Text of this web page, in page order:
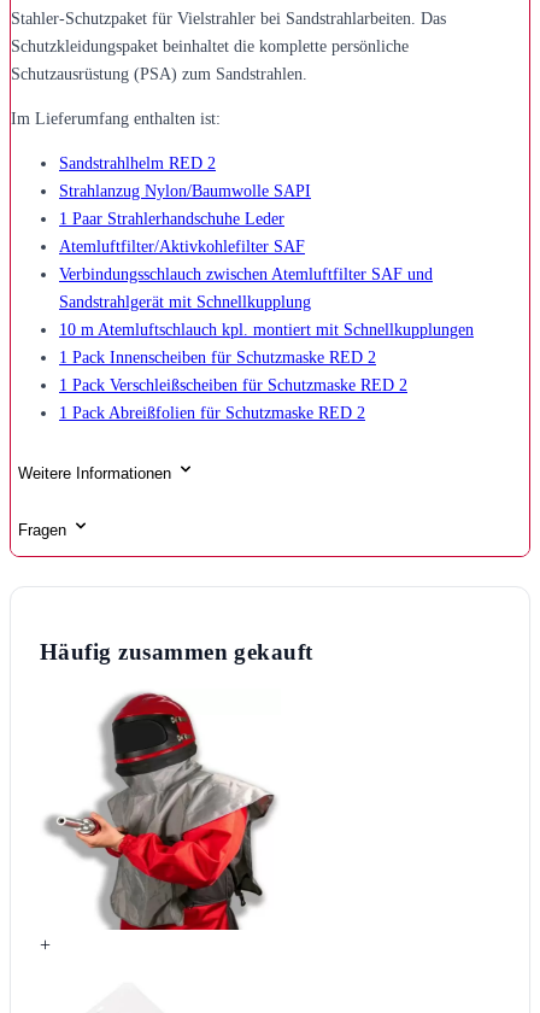
Stahler-Schutzpaket für Vielstrahler bei Sandstrahlarbeiten. Das
Schutzkleidungspaket beinhaltet die komplette persönliche
Schutzausrüstung (PSA) zum Sandstrahlen.
Im Lieferumfang enthalten ist:
Sandstrahlhelm RED 2
Strahlanzug Nylon/Baumwolle SAPI
1 Paar Strahlerhandschuhe Leder
Atemluftfilter/Aktivkohlefilter SAF
Verbindungsschlauch zwischen Atemluftfilter SAF und
Sandstrahlgerät mit Schnellkupplung
10 m Atemluftschlauch kpl. montiert mit Schnellkupplungen
1 Pack Innenscheiben für Schutzmaske RED 2
1 Pack Verschleißscheiben für Schutzmaske RED 2
1 Pack Abreißfolien für Schutzmaske RED 2
Weitere Informationen
Fragen
Häufig zusammen gekauft
+